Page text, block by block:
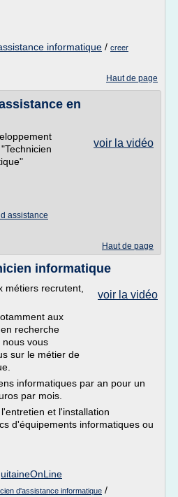
informatique / creer
Haut de page
en
voir la vidéo
assistance
Haut de page
informatique
voir la vidéo
métiers recrutent,
aux
recherche
nous vous
sur le métier de
informatiques par an pour un
par mois.
et l'installation
d'équipements informatiques ou
d'assistance informatique /